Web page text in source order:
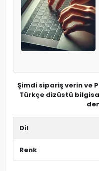
Şimdi sipariş verin ve
Türkçe dizüstü
Dil
Renk